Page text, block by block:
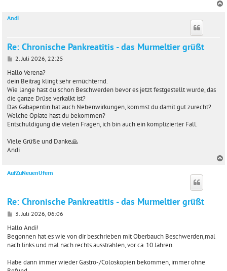
Andi
Re: Chronische Pankreatitis - das Murmeltier grüßt
B
i
t
r
a
g
2. Juli 2026, 22:25
Hallo Verena?
dein Beitrag klingt sehr ernüchternd.
Wie lange hast du schon Beschwerden bevor es jetzt festgestellt wurde, das
die ganze Drüse verkalkt ist?
Das Gabapentin hat auch Nebenwirkungen, kommst du damit gut zurecht?
Welche Opiate hast du bekommen?
Entschuldigung die vielen Fragen, ich bin auch ein komplizierter Fall.
Viele Grüße und Danke🙏
Andi
AufZuNeuenUfern
Re: Chronische Pankreatitis - das Murmeltier grüßt
B
i
t
r
a
3. Juli 2026, 06:06
Hallo Andi!
Begonnen hat es wie von dir beschrieben mit Oberbauch Beschwerden,mal
nach links und mal nach rechts ausstrahlen, vor ca. 10 Jahren.
Habe dann immer wieder Gastro-/Coloskopien bekommen, immer ohne